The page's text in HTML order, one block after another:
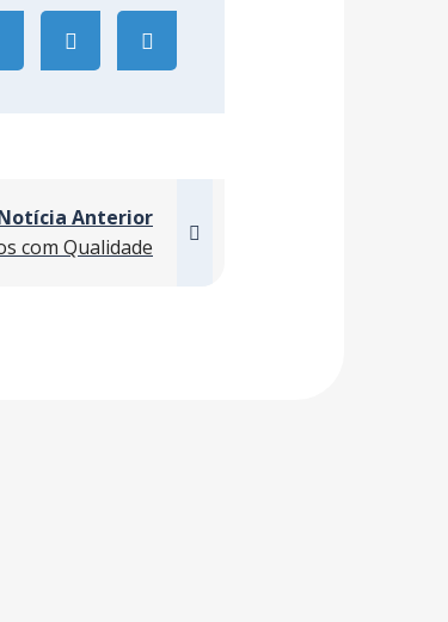
Anterior
com Qualidade